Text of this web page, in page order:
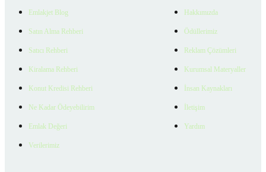
Emlakjet Blog
Satın Alma Rehberi
Satıcı Rehberi
Kiralama Rehberi
Konut Kredisi Rehberi
Ne Kadar Ödeyebilirim
Emlak Değeri
Verilerimiz
Hakkımızda
Ödüllerimiz
Reklam Çözümleri
Kurumsal Materyaller
İnsan Kaynakları
İletişim
Yardım